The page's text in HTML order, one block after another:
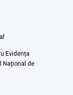
Evidența
Național de